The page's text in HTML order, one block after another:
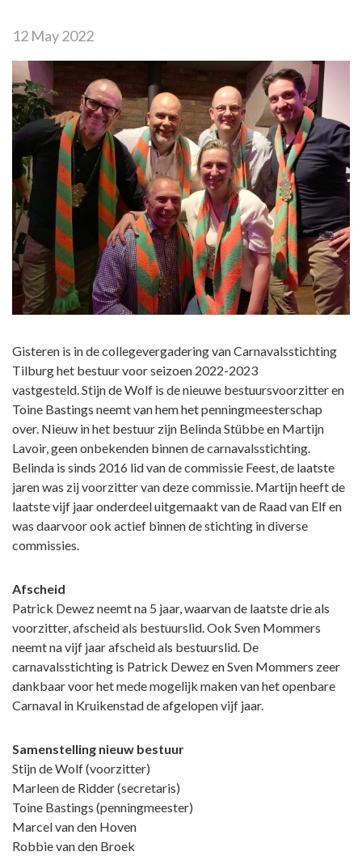
12 May 2022
Gisteren is in de collegevergadering van Carnavalsstichting
Tilburg het bestuur voor seizoen 2022-2023
vastgesteld. Stijn de Wolf is de nieuwe bestuursvoorzitter en
Toine Bastings neemt van hem het penningmeesterschap
over. Nieuw in het bestuur zijn Belinda Stübbe en Martijn
Lavoir, geen onbekenden binnen de carnavalsstichting.
Belinda is sinds 2016 lid van de commissie Feest, de laatste
jaren was zij voorzitter van deze commissie. Martijn heeft de
laatste vijf jaar onderdeel uitgemaakt van de Raad van Elf en
was daarvoor ook actief binnen de stichting in diverse
commissies.
Afscheid
Patrick Dewez neemt na 5 jaar, waarvan de laatste drie als
voorzitter, afscheid als bestuurslid. Ook Sven Mommers
neemt na vijf jaar afscheid als bestuurslid. De
carnavalsstichting is Patrick Dewez en Sven Mommers zeer
dankbaar voor het mede mogelijk maken van het openbare
Carnaval in Kruikenstad de afgelopen vijf jaar.
Samenstelling nieuw bestuur
Stijn de Wolf (voorzitter)
Marleen de Ridder (secretaris)
Toine Bastings (penningmeester)
Marcel van den Hoven
Robbie van den Broek